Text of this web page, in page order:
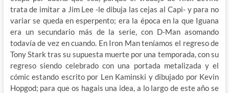
trata de imitar a Jim Lee -le dibuja las cejas al Capi- y para no
variar se queda en esperpento; era la época en la que Iguana
era un secundario más de la serie, con D-Man asomando
todavía de vez en cuando. En Iron Man teníamos el regreso de
Tony Stark tras su supuesta muerte por una temporada, con su
regreso siendo celebrado con una portada metalizada y el
cómic estando escrito por Len Kaminski y dibujado por Kevin
Hopgod; para que os hagais una idea, a lo largo de este año se